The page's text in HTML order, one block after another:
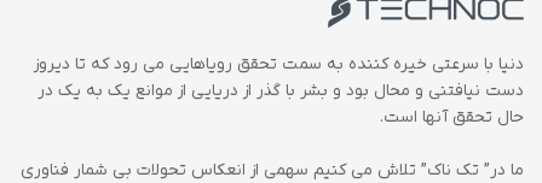
دنیا با سرعتی خیره کننده به سمت تحقق رویاهایی می رود که تا دیروز
دست نیافتنی و محال بود و بشر با گذر از دریایی از موانع یک به یک در
حال تحقق آنها است.
ما در” تک ناک” تلاش می کنیم سهمی از انعکاس تحولات بی شمار فناوری